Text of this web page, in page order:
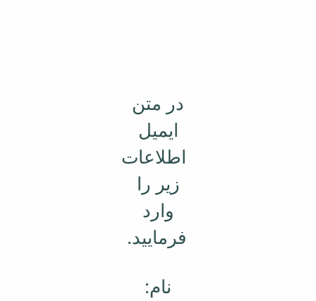
در متن
ایمیل
اطلاعات
زیر را
وارد
فرمایید.
نام: